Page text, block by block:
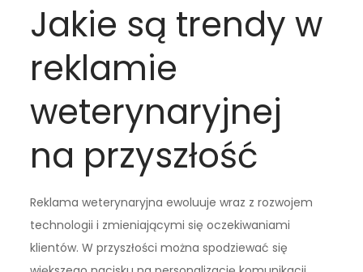
Jakie są trendy w
reklamie
weterynaryjnej
na przyszłość
Reklama weterynaryjna ewoluuje wraz z rozwojem
technologii i zmieniającymi się oczekiwaniami
klientów. W przyszłości można spodziewać się